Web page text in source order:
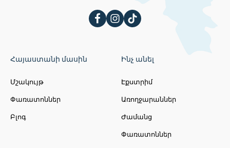
XVII դարեր): Դարերի ընթացքում վանքը
բազմիցս ավերվել է ու նորից
Վլադիմիր Հարությունյանի շնորհիվ է։
Հայաստանի մասին
Մշակույթ
Փառատոններ
Բլոգ
Ինչ անել
Էքստրիմ
Առողջարաններ
Ժամանց
Փառատոններ